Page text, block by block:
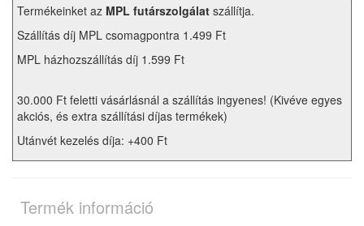
Termékeinket az MPL futárszolgálat szállítja.
Szállítás díj MPL csomagpontra 1.499 Ft
MPL házhozszállítás díj 1.599 Ft
30.000 Ft feletti vásárlásnál a szállítás ingyenes! (Kivéve egyes
akciós, és extra szállítási díjas termékek)
Utánvét kezelés díja: +400 Ft
Termék információ